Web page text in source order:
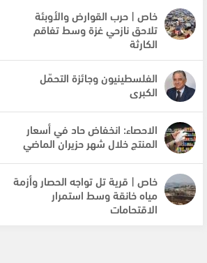
خاص | حرب القوارض والأوبئة
تلاحق نازحي غزة وسط تفاقم
الكارثة
الفلسطينيون وجائزة التحمّل
الكبرى
الاحصاء: انخفاض حاد في أسعار
المنتج خلال شهر حزيران الماضي
خاص | قرية تل تواجه الحصار وأزمة
مياه خانقة وسط استمرار
الاقتحامات